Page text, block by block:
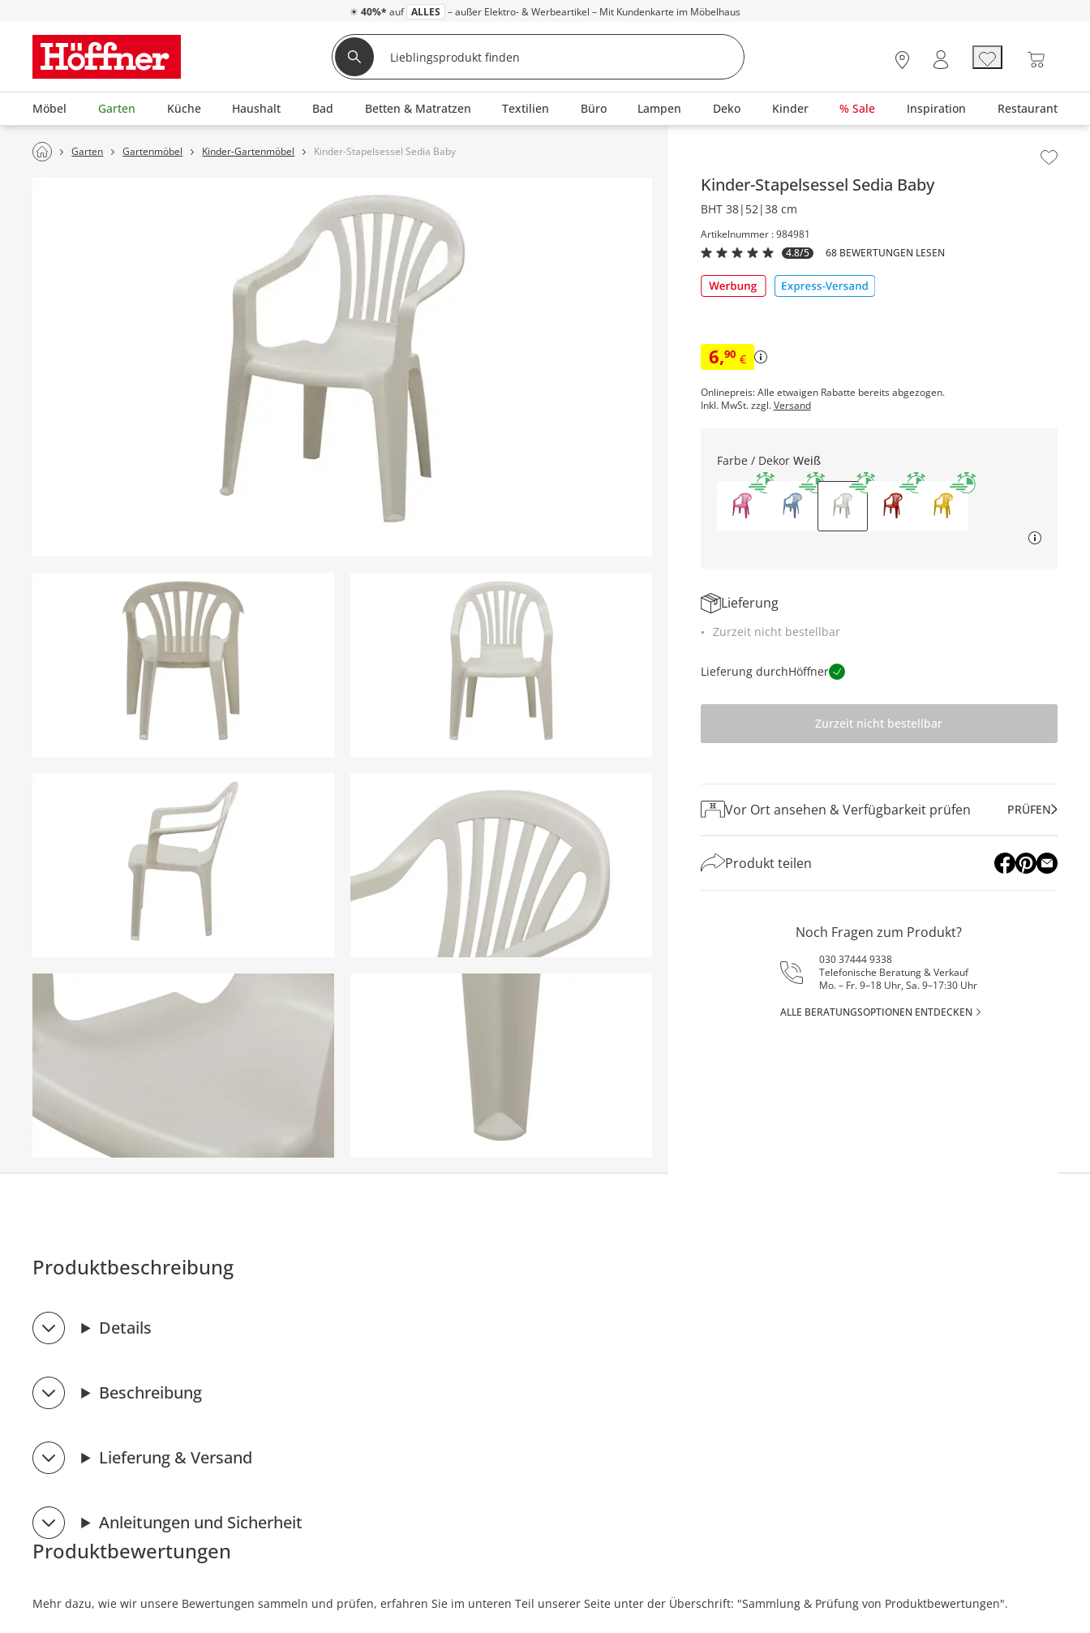
☀ 40%* auf ALLES – außer Elektro- & Werbeartikel – Mit Kundenkarte im Möbelhaus
Möbel Garten Küche Haushalt Bad Betten & Matratzen Textilien Büro Lampen Deko Kinder % Sale Inspiration Restaurant
Garten Gartenmöbel Kinder-Gartenmöbel Kinder-Stapelsessel Sedia Baby
Kinder-Stapelsessel Sedia Baby
BHT 38|52|38 cm
Artikelnummer : 984981
4.8/5
68 BEWERTUNGEN LESEN
6,90 €
Onlinepreis: Alle etwaigen Rabatte bereits abgezogen.
Inkl. MwSt. zzgl.Versand
Farbe / Dekor Weiß
Lieferung
Zurzeit nicht bestellbar
Lieferung durchHöffner
Zurzeit nicht bestellbar
Vor Ort ansehen & Verfügbarkeit prüfen PRÜFEN
Produkt teilen
Noch Fragen zum Produkt?
030 37444 9338
Telefonische Beratung & Verkauf
Mo. – Fr. 9–18 Uhr, Sa. 9–17:30 Uhr
ALLE BERATUNGSOPTIONEN ENTDECKEN
Produktbeschreibung
Details
Beschreibung
Lieferung & Versand
Anleitungen und Sicherheit
Produktbewertungen
Mehr dazu, wie wir unsere Bewertungen sammeln und prüfen, erfahren Sie im unteren Teil unserer Seite unter der Überschrift: "Sammlung & Prüfung von Produktbewertungen".